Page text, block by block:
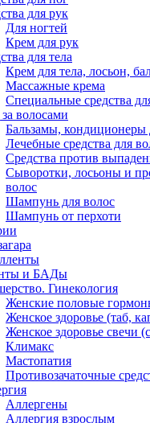
для рук
Для ногтей
Крем для рук
для тела
Крем для тела, лосьон,
Массажные крема
Специальные средства
волосами
Бальзамы, кондиционеры
Лечебные средства для
Средства против
Сыворотки, лосьоны и
волос
Шампунь для волос
Шампунь от перхоти
и БАДы
Гинекология
Женские половые
Женское здоровье (таб,
Женское здоровье свечи
Климакс
Мастопатия
Противозачаточные
Аллергены
Аллергия взрослым